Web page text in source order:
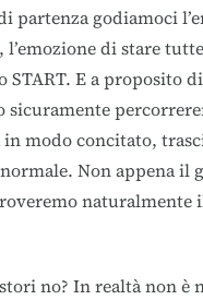
partenza godiamoci
di stare
START. E a proposito
sicuramente
modo concitato,
Non appena il
naturalmente
no? In realtà non è